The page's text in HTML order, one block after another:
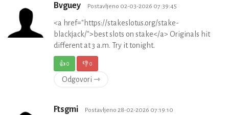
Bvguey Postavljeno 02-03-2026 07:39:45
<a href="https://stakeslotus.org/stake-
blackjack/">best slots on stake</a> Originals hit
different at 3 a.m. Try it tonight.
👍0 👎0
Odgovori ⇾
Ftsgmi Postavljeno 28-02-2026 07:19:10